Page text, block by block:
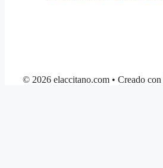
© 2026 elaccitano.com • Creado con